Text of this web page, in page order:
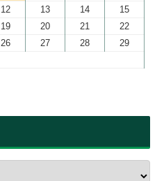
12 13 14
15
19 20 21
22
26 27 28
29